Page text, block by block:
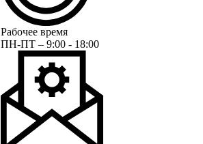
Рабочее время
ПН-ПТ – 9:00 - 18:00